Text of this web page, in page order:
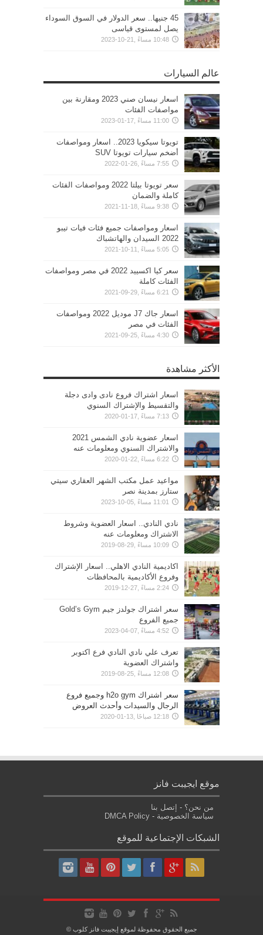
45 جنيها.. سعر الدولار في السوق السوداء
يصل لمستوى قياسى
10:48 مساءً ,21-10-2023
عالم السيارات
اسعار نيسان صني 2023 ومقارنة بين
مواصفات الفئات
11:00 مساءً ,17-01-2023
تويوتا سيكويا 2023.. اسعار ومواصفات
أضخم سيارات تويوتا SUV
7:55 مساءً ,26-01-2022
سعر تويوتا بيلتا 2022 ومواصفات الفئات
كاملة والضمان
9:38 مساءً ,18-11-2021
اسعار ومواصفات جميع فئات فيات تيبو
2022 السيدان والهاتشباك
5:05 مساءً ,11-10-2021
سعر كيا اكسييد 2022 في مصر ومواصفات
الفئات كاملة
6:21 مساءً ,29-09-2021
اسعار جاك J7 موديل 2022 ومواصفات
الفئات في مصر
4:30 مساءً ,25-09-2021
الأكثر مشاهدة
اسعار اشتراك فروع نادى وادى دجلة
والتقسيط والإشتراك السنوي
7:13 مساءً ,17-01-2020
اسعار عضوية نادي الشمس 2021
والاشتراك السنوي ومعلومات عنه
6:22 مساءً ,22-01-2020
مواعيد عمل مكتب الشهر العقاري سيتي
ستارز بمدينة نصر
11:01 مساءً ,05-10-2023
نادي النادي.. اسعار العضوية وشروط
الاشتراك ومعلومات عنه
10:09 مساءً ,29-08-2019
اكاديمية النادي الاهلي.. اسعار الإشتراك
وفروع الأكاديمية بالمحافظات
2:24 مساءً ,27-12-2019
سعر اشتراك جولدز جيم Gold’s Gym
جميع الفروع
4:52 مساءً ,07-04-2023
تعرف علي نادي النادي فرع اكتوبر
واشتراك العضوية
12:08 مساءً ,25-08-2019
سعر اشتراك h2o gym وجميع فروع
الرجال والسيدات وأحدث العروض
12:18 صباحًا ,13-01-2020
موقع ايجيبت فانز
من نحن؟ - إتصل بنا
سياسة الخصوصية -
DMCA Policy
الشبكات الإجتماعية للموقع
جميع الحقوق محفوظة لموقع إيجيبت فانز كلوب ©